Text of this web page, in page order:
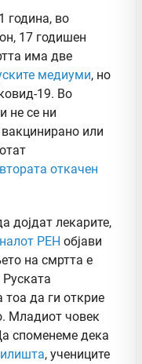
година, во
17 годишен
има две
медиуми, но
19. Во
не се ни
или
откачен
дојдат лекарите,
РЕН објави
на смртта е
тоа да ги открие
Младиот човек
споменеме дека
, учениците